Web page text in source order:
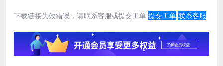
下载链接失效错误，请联系客服或提交工单 提交工单 联系客服